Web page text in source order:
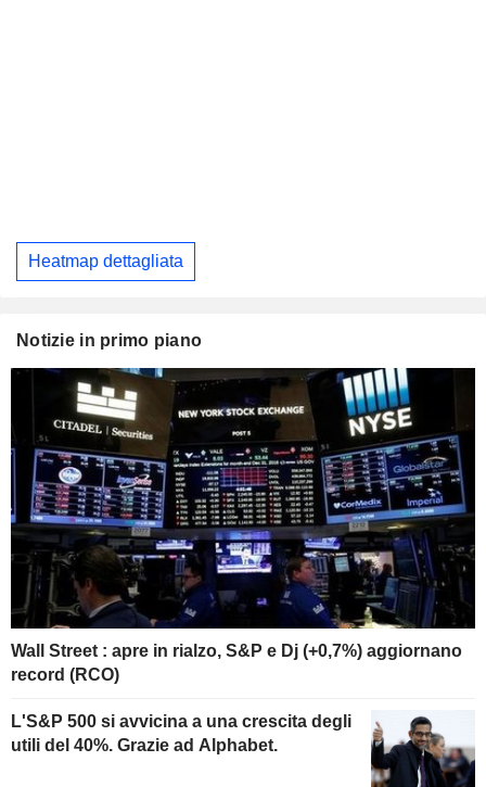
Heatmap dettagliata
Notizie in primo piano
Wall Street : apre in rialzo, S&P e Dj (+0,7%) aggiornano
record (RCO)
L'S&P 500 si avvicina a una crescita degli
utili del 40%. Grazie ad Alphabet.